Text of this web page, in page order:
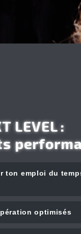
LEVEL :
ton emploi du
optimisés